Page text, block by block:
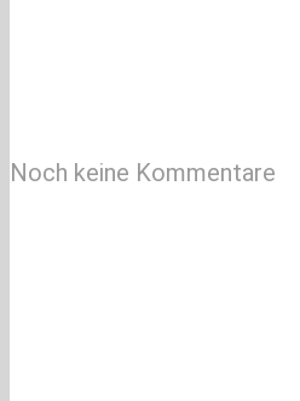
Noch keine Kommentare